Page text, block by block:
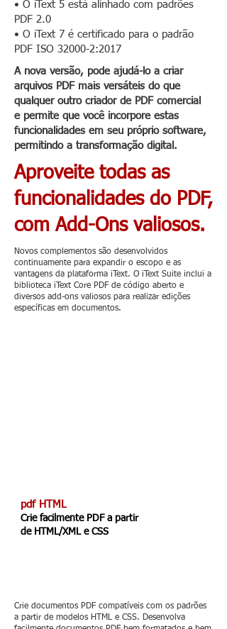
• O iText 5 está alinhado com padrões
PDF 2.0
• O iText 7 é certificado para o padrão
PDF ISO 32000-2:2017
A nova versão, pode ajudá-lo a criar
arquivos PDF mais versáteis do que
qualquer outro criador de PDF comercial
e permite que você incorpore estas
funcionalidades em seu próprio software,
permitindo a transformação digital.
Aproveite todas as
funcionalidades do PDF,
com Add-Ons valiosos.
Novos complementos são desenvolvidos
continuamente para expandir o escopo e as
vantagens da plataforma iText. O iText Suite inclui a
biblioteca iText Core PDF de código aberto e
diversos add-ons valiosos para realizar edições
específicas em documentos.
pdf HTML
Crie facilmente PDF a partir
de HTML/XML e CSS
Crie documentos PDF compatíveis com os padrões
a partir de modelos HTML e CSS. Desenvolva